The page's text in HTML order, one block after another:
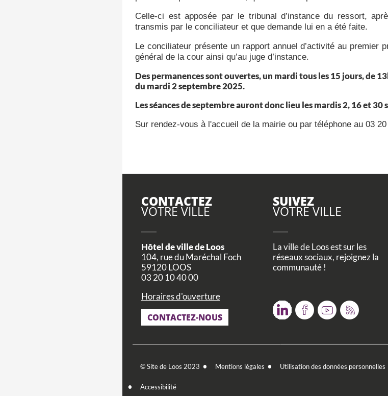
Celle-ci est apposée par le tribunal d’instance du ressort,
transmis par le conciliateur et que demande lui en a été faite.
Le conciliateur présente un rapport annuel d’activité au premier
général de la cour ainsi qu’au juge d’instance.
Des permanences sont ouvertes, un mardi tous les 15 jours, de
du mardi 2 septembre 2025.
Les séances de septembre auront donc lieu les mardis 2, 16 et 30
Sur rendez-vous à l'accueil de la mairie ou par téléphone au 03
CONTACTEZ
VOTRE VILLE
Hôtel de ville de Loos
104, rue du Maréchal Foch
59120 LOOS
03 20 10 40 00
Horaires d'ouverture
CONTACTEZ-NOUS
SUIVEZ
VOTRE VILLE
La ville de Loos est sur les
réseaux sociaux, rejoignez la
communauté !
TwitterFacebookYoutube
RSS
Footer
menu
© Site de Loos 2023 Mentions légales Utilisation des données personnelles
Accessibilité